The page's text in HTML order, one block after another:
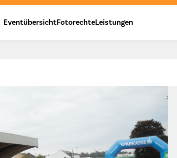
EventübersichtFotorechteLeistungen